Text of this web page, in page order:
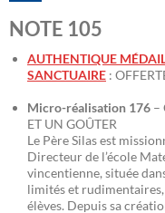
NOTE 105
AUTHENTIQUE
SANCTUAIRE :
Micro-réalisation 176 –
ET UN GOÛTER
Le Père Silas est
Directeur de l’école
vincentienne, située
limités et
élèves. Depuis sa